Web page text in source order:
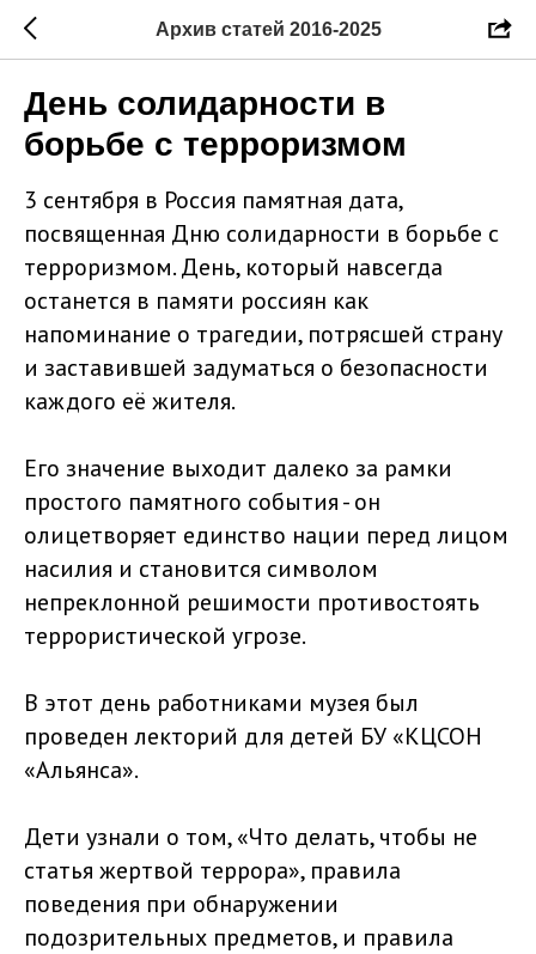
Архив статей 2016-2025
День солидарности в
борьбе с терроризмом
3 сентября в Россия памятная дата,
посвященная Дню солидарности в борьбе с
терроризмом. День, который навсегда
останется в памяти россиян как
напоминание о трагедии, потрясшей страну
и заставившей задуматься о безопасности
каждого её жителя.
Его значение выходит далеко за рамки
простого памятного события - он
олицетворяет единство нации перед лицом
насилия и становится символом
непреклонной решимости противостоять
террористической угрозе.
В этот день работниками музея был
проведен лекторий для детей БУ «КЦСОН
«Альянса».
Дети узнали о том, «Что делать, чтобы не
статья жертвой террора», правила
поведения при обнаружении
подозрительных предметов, и правила